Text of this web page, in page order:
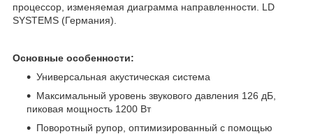
процессор, изменяемая диаграмма направленности. LD
SYSTEMS (Германия).
Основные особенности:
Универсальная акустическая система
Максимальный уровень звукового давления 126 дБ,
пиковая мощность 1200 Вт
Поворотный рупор, оптимизированный с помощью